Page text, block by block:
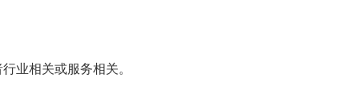
业相关或服务相关。